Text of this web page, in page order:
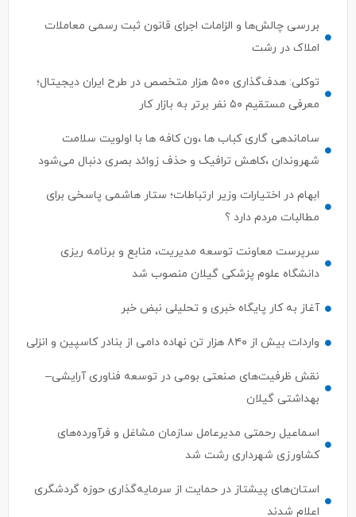
بررسی چالش‌ها و الزامات اجرای قانون ثبت رسمی معاملات
املاک در رشت
توکلی: هدف‌گذاری ۵۰۰ هزار متخصص در طرح ایران دیجیتال؛
معرفی مستقیم ۵۰ نفر برتر به بازار کار
ساماندهی گاری کباب ها ،ون کافه ها با اولویت سلامت
شهروندان ،کاهش ترافیک و حذف زوائد بصری دنبال می‌شود
ابهام در اختیارات وزیر ارتباطات؛ ستار هاشمی پاسخی برای
مطالبات مردم دارد ؟
سرپرست معاونت توسعه مدیریت، منابع و برنامه ریزی
دانشگاه علوم پزشکی گیلان منصوب شد
آغاز به کار پایگاه خبری و تحلیلی نبض خبر
واردات بیش از ۸۴۰ هزار تن نهاده دامی از بنادر كاسپین و انزلی
نقش ظرفیت‌های صنعتی بومی در توسعه فناوری آرایشی–
بهداشتی گیلان
اسماعیل رحمتی مدیرعامل سازمان مشاغل و فرآورده‌های
کشاورزی شهرداری رشت شد
استان‌های پیشتاز در حمایت از سرمایه‌گذاری حوزه گردشگری
اعلام شدند